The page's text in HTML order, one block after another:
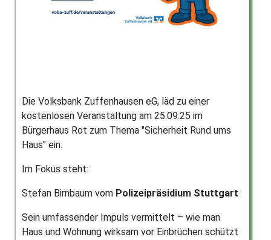
Die Volksbank Zuffenhausen eG, läd zu einer
kostenlosen Veranstaltung am 25.09.25 im
Bürgerhaus Rot zum Thema "Sicherheit Rund ums
Haus" ein.
Im Fokus steht:
Stefan Birnbaum vom Polizeipräsidium Stuttgart
Sein umfassender Impuls vermittelt – wie man
Haus und Wohnung wirksam vor Einbrüchen schützt